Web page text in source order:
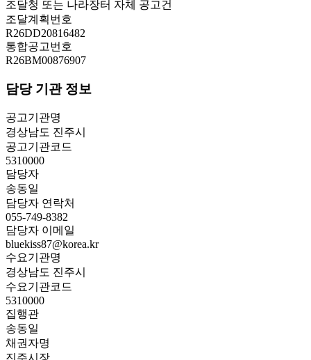
조달청 또는 나라장터 자체 공고건
조달계획번호
R26DD20816482
통합공고번호
R26BM00876907
담당 기관 정보
공고기관명
경상남도 진주시
공고기관코드
5310000
담당자
송동일
담당자 연락처
055-749-8382
담당자 이메일
bluekiss87@korea.kr
수요기관명
경상남도 진주시
수요기관코드
5310000
집행관
송동일
채권자명